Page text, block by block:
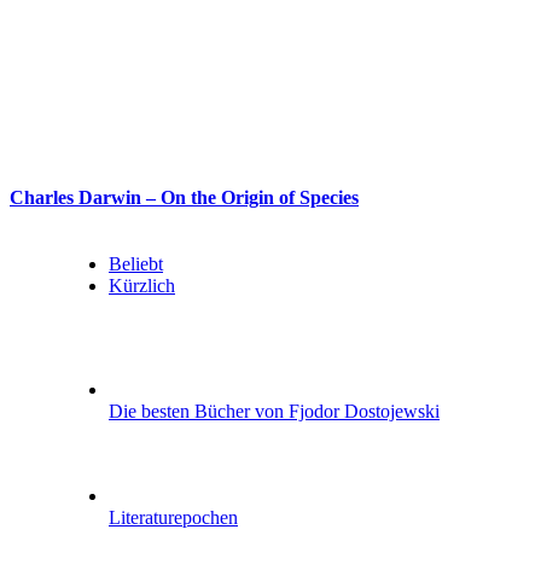
Charles Darwin – On the Origin of Species
Beliebt
Kürzlich
Die besten Bücher von Fjodor Dostojewski
Literaturepochen